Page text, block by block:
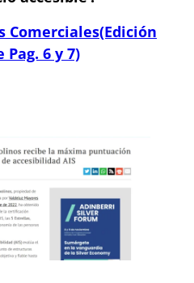
Comerciales(Edición
Pag. 6 y 7)